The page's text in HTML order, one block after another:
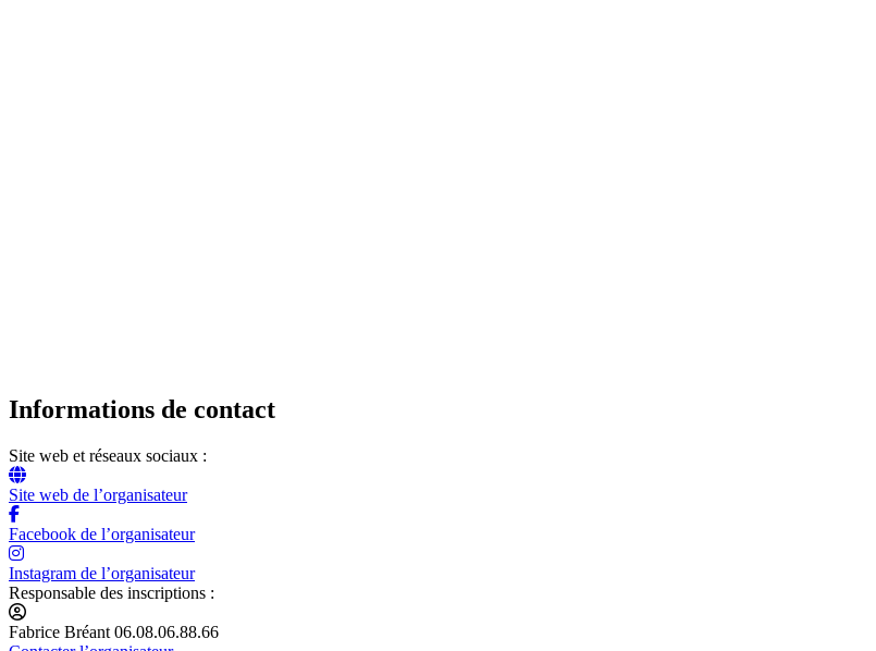
Informations de contact
Site web et réseaux sociaux :
Site web de l’organisateur
Facebook de l’organisateur
Instagram de l’organisateur
Responsable des inscriptions :
Fabrice Bréant 06.08.06.88.66